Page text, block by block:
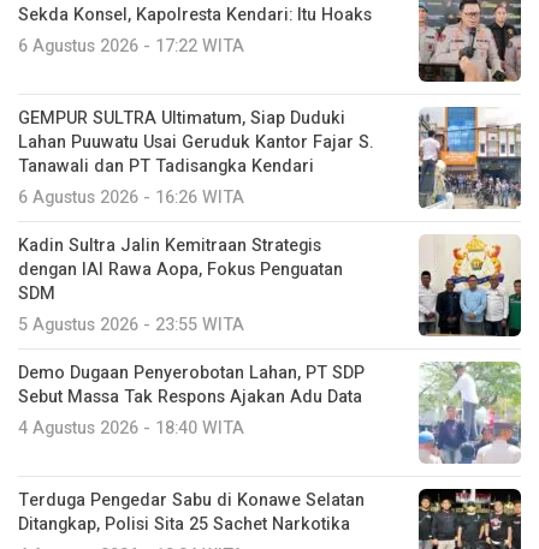
Sekda Konsel, Kapolresta Kendari: Itu Hoaks
6 Agustus 2026 - 17:22 WITA
GEMPUR SULTRA Ultimatum, Siap Duduki
Lahan Puuwatu Usai Geruduk Kantor Fajar S.
Tanawali dan PT Tadisangka Kendari
6 Agustus 2026 - 16:26 WITA
Kadin Sultra Jalin Kemitraan Strategis
dengan IAI Rawa Aopa, Fokus Penguatan
SDM
5 Agustus 2026 - 23:55 WITA
Demo Dugaan Penyerobotan Lahan, PT SDP
Sebut Massa Tak Respons Ajakan Adu Data
4 Agustus 2026 - 18:40 WITA
Terduga Pengedar Sabu di Konawe Selatan
Ditangkap, Polisi Sita 25 Sachet Narkotika